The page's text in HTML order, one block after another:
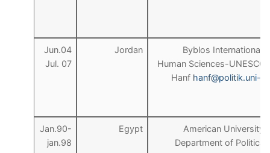
Jun.04
Jul. 07
Jordan
Byblos International
Human Sciences-
Hanf hanf@politik.uni-
Jan.90-
jan.98
Egypt
American University
Department of Political